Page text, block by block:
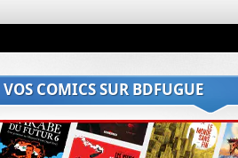
VOS COMICS SUR BDFUGUE